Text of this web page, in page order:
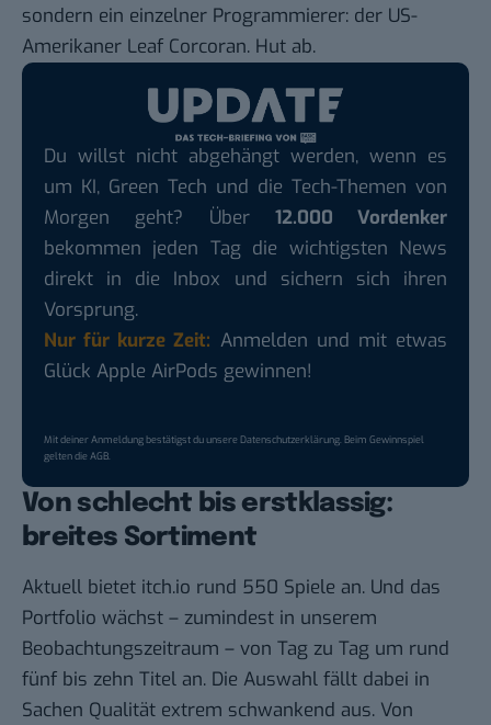
sondern ein einzelner Programmierer: der US-
Amerikaner Leaf Corcoran. Hut ab.
Du willst nicht abgehängt werden, wenn es
um KI, Green Tech und die Tech-Themen von
Morgen geht? Über 12.000 Vordenker
bekommen jeden Tag die wichtigsten News
direkt in die Inbox und sichern sich ihren
Vorsprung.
Nur für kurze Zeit: Anmelden und mit etwas
Glück Apple AirPods gewinnen!
Mit deiner Anmeldung bestätigst du unsereDatenschutzerklärung. Beim Gewinnspiel
gelten dieAGB.
Von schlecht bis erstklassig:
breites Sortiment
Aktuell bietet itch.io rund 550 Spiele an. Und das
Portfolio wächst – zumindest in unserem
Beobachtungszeitraum – von Tag zu Tag um rund
fünf bis zehn Titel an. Die Auswahl fällt dabei in
Sachen Qualität extrem schwankend aus. Von